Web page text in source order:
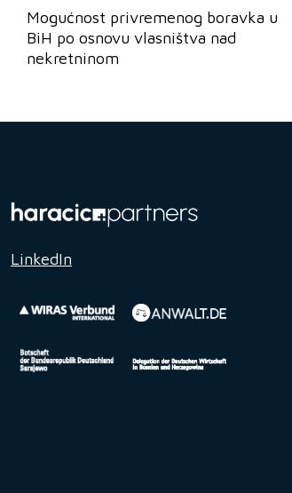
Mogućnost privremenog boravka u
BiH po osnovu vlasništva nad
nekretninom
LinkedIn